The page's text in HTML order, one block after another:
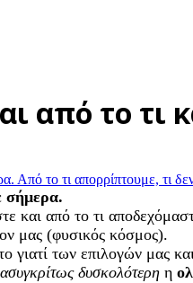
από το τι
σήμερα.
και από το τι
μας (φυσικός κόσμος).
γιατί των επιλογών μας
ασυγκρίτως δυσκολότερη η